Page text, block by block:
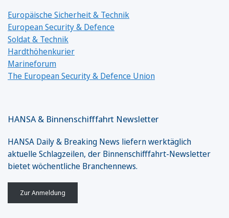
Europäische Sicherheit & Technik
European Security & Defence
Soldat & Technik
Hardthöhenkurier
Marineforum
The European Security & Defence Union
HANSA & Binnenschifffahrt Newsletter
HANSA Daily & Breaking News liefern werktäglich
aktuelle Schlagzeilen, der Binnenschifffahrt-Newsletter
bietet wöchentliche Branchennews.
Zur Anmeldung